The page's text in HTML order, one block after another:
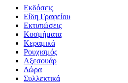
Εκδόσεις
Είδη Γραφείου
Εκτυπώσεις
Κοσμήματα
Κεραμικά
Ρουχισμός
Αξεσουάρ
Δώρα
Συλλεκτικά